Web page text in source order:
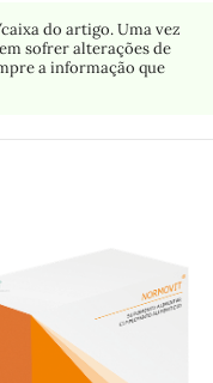
do artigo. Uma vez
sofrer alterações de
a informação que